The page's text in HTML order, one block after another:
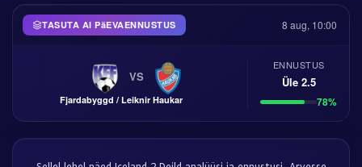
TASUTA AI PäEVAENNUSTUS 8 aug, 10:00
Fjardabyggd / Leiknir
VS
Haukar
ENNUSTUS
Üle 2.5
78%